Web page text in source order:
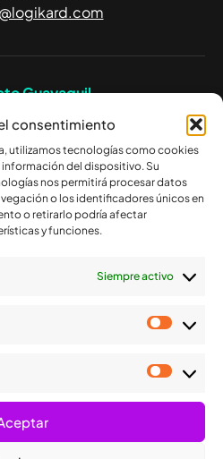
consentimiento
utilizamos tecnologías como cookies
del dispositivo. Su
nos permitirá procesar datos
o los identificadores únicos en
o retirarlo podría afectar
y funciones.
Siempre activo
garantizan soluciones
de pago, identificación y
Guayaquil
de Orellana
Blue Towers,
Guayaquil,
4 263 0924